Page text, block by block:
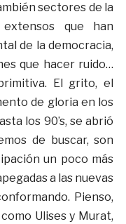
sectores de la
que han
de la democracia,
que hacer ruido…
El grito, el
de gloria en los
los 90’s, se abrió
de buscar, son
un poco más
a las nuevas
Pienso,
Ulises y Murat,